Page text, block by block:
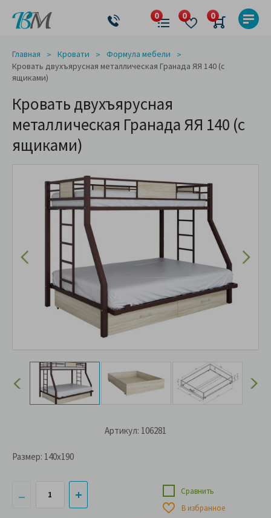
Главная Кровати
Формула мебели
Кровать двухъярусная металлическая Гранада ЯЯ 140 (с
ящиками)
Кровать двухъярусная
металлическая Гранада ЯЯ 140 (с
ящиками)
Артикул: 106281
Сравнить
В избранное
Размер: 140x190